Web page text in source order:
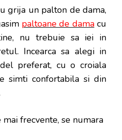
grija un palton de dama,
paltoane de damacu
nu trebuie sa iei in
Incearca sa alegi in
preferat, cu o croiala
simti confortabila si din
frecvente, se numara